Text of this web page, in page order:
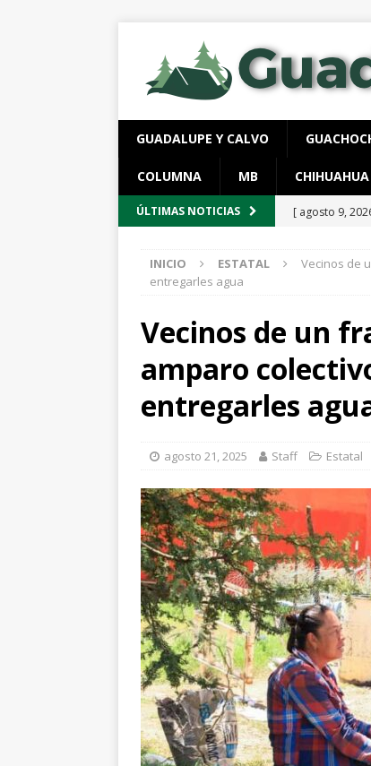
GUADALUPE Y CALVO
COLUMNA MB CHIHUAHUA
ÚLTIMAS NOTICIAS [ agosto 9,
ESTATAL
municipales
[ agosto 8,
[ agosto 9,
investigan
INICIO ESTATAL
Vecinos de
entregarles agua
Vecinos de un
amparo
entregarles
agosto 21, 2025 Staff Estatal